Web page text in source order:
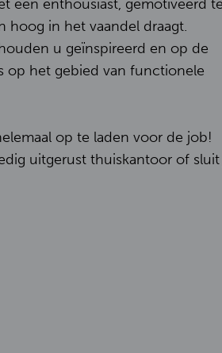
een enthousiast, gemotiveerd
hoog in het vaandel draagt.
u geïnspireerd en op de
op het gebied van functionele
op te laden voor de job!
uitgerust thuiskantoor of sluit